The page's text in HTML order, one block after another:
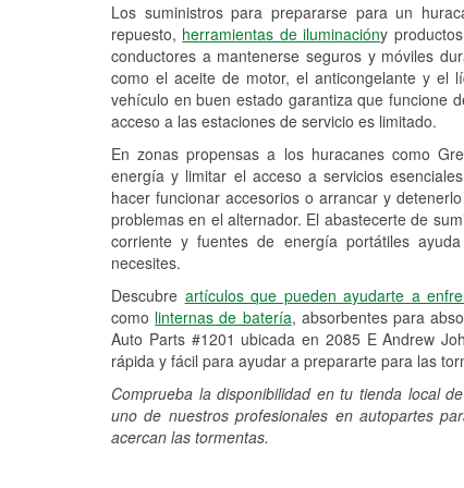
Los suministros para prepararse para un
repuesto, herramientas de iluminacióny
conductores a mantenerse seguros y móviles
como el aceite de motor, el anticongelante y el
vehículo en buen estado garantiza que funcione
acceso a las estaciones de servicio es limitado.
En zonas propensas a los huracanes como
energía y limitar el acceso a servicios
hacer funcionar accesorios o arrancar y
problemas en el alternador. El abastecerte de
corriente y fuentes de energía portátiles
necesites.
Descubre artículos que pueden ayudarte a
como linternas de batería, absorbentes para
Auto Parts #1201 ubicada en 2085 E Andrew
rápida y fácil para ayudar a prepararte para las
Comprueba la disponibilidad en tu tienda local
uno de nuestros profesionales en autopartes
acercan las tormentas.